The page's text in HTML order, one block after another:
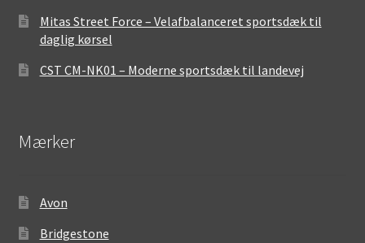
Mitas Street Force – Velafbalanceret sportsdæk til
daglig kørsel
CST CM-NK01 – Moderne sportsdæk til landevej
Mærker
Avon
Bridgestone